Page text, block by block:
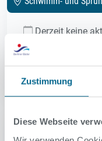
Zustimmung
Diese Webseite
Derzeit keine
Anfänger
Schwimmhalle